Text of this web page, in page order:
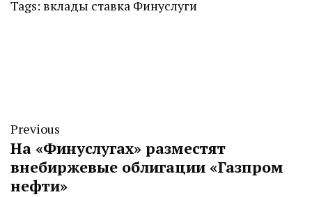
Tags: вклады ставка Финуслуги
Previous
На «Финуслугах» разместят
внебиржевые облигации «Газпром
нефти»